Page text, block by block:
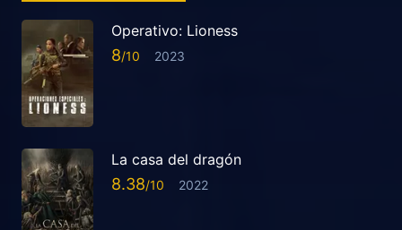
Operativo: Lioness
8 2023
La casa del dragón
8.38 2022